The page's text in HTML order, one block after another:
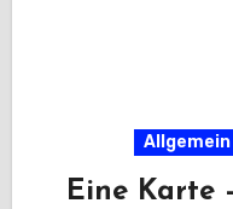
Allgemein
Eine Karte